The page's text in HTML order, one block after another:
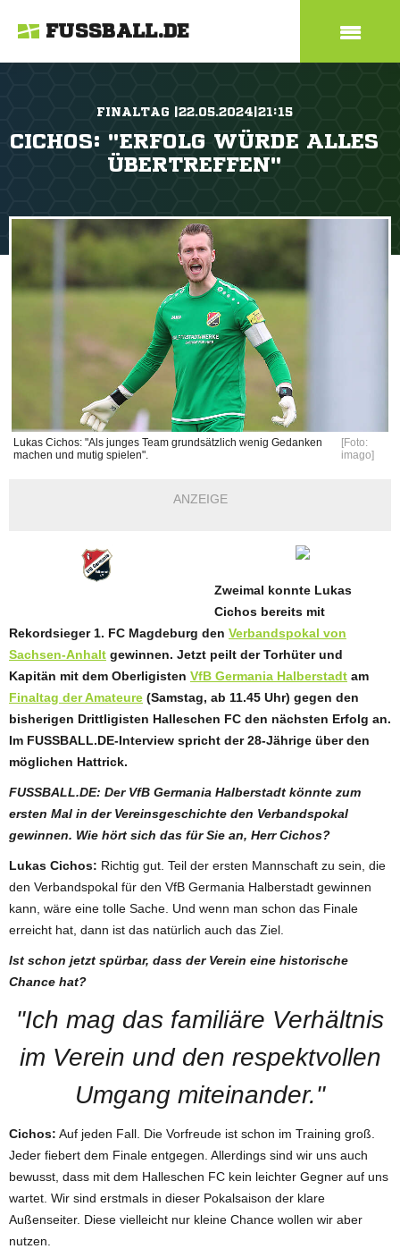
FUSSBALL.DE
FINALTAG |22.05.2024|21:15
CICHOS: "ERFOLG WÜRDE ALLES
ÜBERTREFFEN"
Lukas Cichos: "Als junges Team grundsätzlich wenig Gedanken
machen und mutig spielen".
[Foto:
imago]
ANZEIGE
Zweimal konnte Lukas
Cichos bereits mit
Rekordsieger 1. FC Magdeburg den Verbandspokal von
Sachsen-Anhalt gewinnen. Jetzt peilt der Torhüter und
Kapitän mit dem Oberligisten VfB Germania Halberstadt am
Finaltag der Amateure (Samstag, ab 11.45 Uhr) gegen den
bisherigen Drittligisten Halleschen FC den nächsten Erfolg an.
Im FUSSBALL.DE-Interview spricht der 28-Jährige über den
möglichen Hattrick.
FUSSBALL.DE: Der VfB Germania Halberstadt könnte zum
ersten Mal in der Vereinsgeschichte den Verbandspokal
gewinnen. Wie hört sich das für Sie an, Herr Cichos?
Lukas Cichos: Richtig gut. Teil der ersten Mannschaft zu sein, die
den Verbandspokal für den VfB Germania Halberstadt gewinnen
kann, wäre eine tolle Sache. Und wenn man schon das Finale
erreicht hat, dann ist das natürlich auch das Ziel.
Ist schon jetzt spürbar, dass der Verein eine historische
Chance hat?
"Ich mag das familiäre Verhältnis
im Verein und den respektvollen
Umgang miteinander."
Cichos: Auf jeden Fall. Die Vorfreude ist schon im Training groß.
Jeder fiebert dem Finale entgegen. Allerdings sind wir uns auch
bewusst, dass mit dem Halleschen FC kein leichter Gegner auf uns
wartet. Wir sind erstmals in dieser Pokalsaison der klare
Außenseiter. Diese vielleicht nur kleine Chance wollen wir aber
nutzen.